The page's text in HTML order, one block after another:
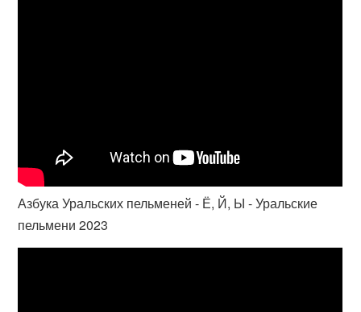
Азбука Уральских пельменей - Ё, Й, Ы - Уральские
пельмени 2023